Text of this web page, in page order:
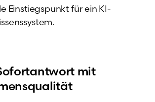
Einstiegspunkt für ein KI-
mit